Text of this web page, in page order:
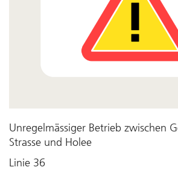
Unregelmässiger Betrieb zwischen
Strasse und Holee
Linie 36